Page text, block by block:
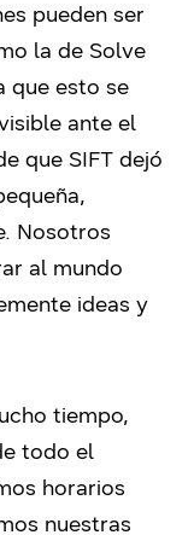
pueden ser
la de Solve
que esto se
ante el
que SIFT dejó
Nosotros
al mundo
ideas y
tiempo,
todo el
horarios
nuestras